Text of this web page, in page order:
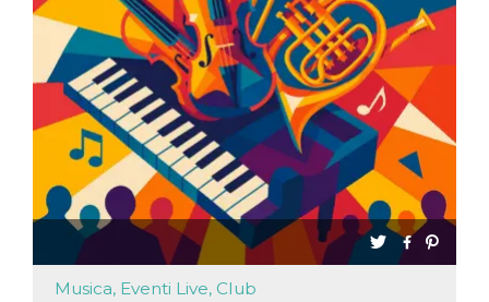
Musica, Eventi Live, Club
oooh.events
generato da
applicazioni
basate sul
linguaggio PHP.
Si tratta di un
identificatore
generico
utilizzato per
mantenere le
variabili di
sessione utente.
Normalmente è
un numero
generato in
modo casuale, il
modo in cui
viene utilizzato
può essere